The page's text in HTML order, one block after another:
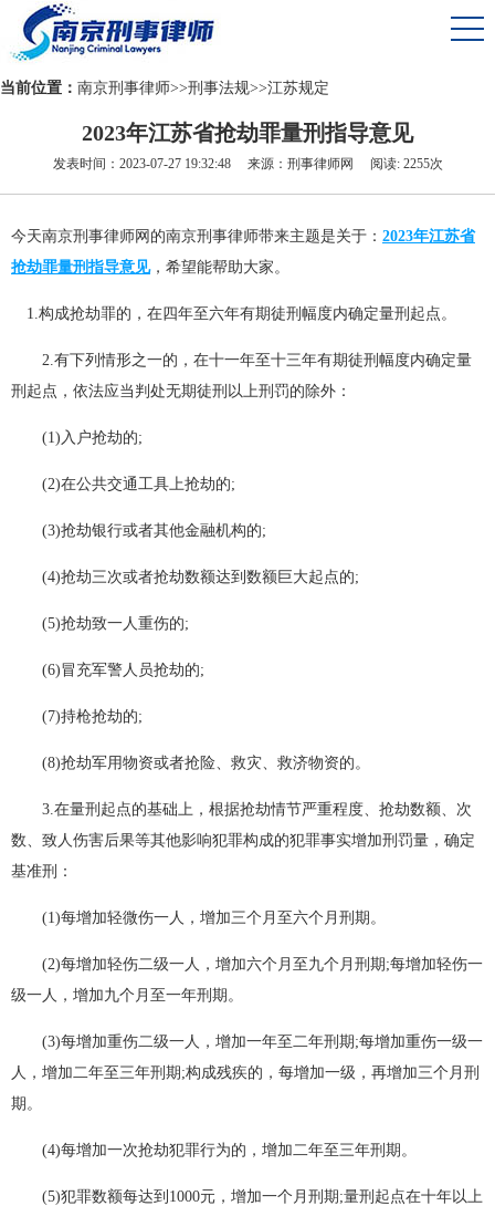
当前位置： 南京刑事律师>>刑事法规>>江苏规定
2023年江苏省抢劫罪量刑指导意见
发表时间：2023-07-27 19:32:48 来源：刑事律师网 阅读: 2255次
今天南京刑事律师网的南京刑事律师带来主题是关于： 2023年江苏省
抢劫罪量刑指导意见，希望能帮助大家。
1.构成抢劫罪的，在四年至六年有期徒刑幅度内确定量刑起点。
2.有下列情形之一的，在十一年至十三年有期徒刑幅度内确定量
刑起点，依法应当判处无期徒刑以上刑罚的除外：
(1)入户抢劫的;
(2)在公共交通工具上抢劫的;
(3)抢劫银行或者其他金融机构的;
(4)抢劫三次或者抢劫数额达到数额巨大起点的;
(5)抢劫致一人重伤的;
(6)冒充军警人员抢劫的;
(7)持枪抢劫的;
(8)抢劫军用物资或者抢险、救灾、救济物资的。
3.在量刑起点的基础上，根据抢劫情节严重程度、抢劫数额、次
数、致人伤害后果等其他影响犯罪构成的犯罪事实增加刑罚量，确定
基准刑：
(1)每增加轻微伤一人，增加三个月至六个月刑期。
(2)每增加轻伤二级一人，增加六个月至九个月刑期;每增加轻伤一
级一人，增加九个月至一年刑期。
(3)每增加重伤二级一人，增加一年至二年刑期;每增加重伤一级一
人，增加二年至三年刑期;构成残疾的，每增加一级，再增加三个月刑
期。
(4)每增加一次抢劫犯罪行为的，增加二年至三年刑期。
(5)犯罪数额每达到1000元，增加一个月刑期;量刑起点在十年以上